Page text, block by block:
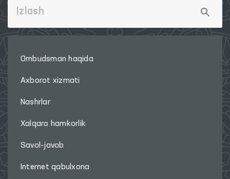
Ombudsman haqida
Axborot xizmati
Nashrlar
Xalqaro hamkorlik
Savol-javob
Internet qabulxona